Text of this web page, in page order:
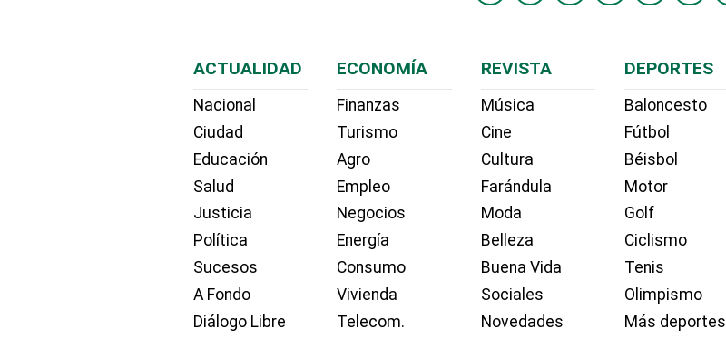
ACTUALIDAD
Nacional
Ciudad
Educación
Salud
Justicia
Política
Sucesos
A Fondo
Diálogo Libre
ECONOMÍA
Finanzas
Turismo
Agro
Empleo
Negocios
Energía
Consumo
Vivienda
Telecom.
REVISTA
Música
Cine
Cultura
Farándula
Moda
Belleza
Buena Vida
Sociales
Novedades
DEPORTES
Baloncesto
Fútbol
Béisbol
Motor
Golf
Ciclismo
Tenis
Olimpismo
Más deportes